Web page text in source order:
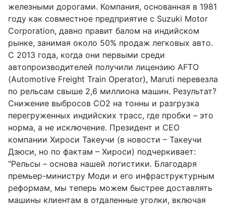
железными дорогами. Компания, основанная в 1981
году как совместное предприятие с Suzuki Motor
Corporation, давно правит балом на индийском
рынке, занимая около 50% продаж легковых авто.
С 2013 года, когда они первыми среди
автопроизводителей получили лицензию AFTO
(Automotive Freight Train Operator), Maruti перевезла
по рельсам свыше 2,6 миллиона машин. Результат?
Снижение выбросов CO2 на тонны и разгрузка
перегруженных индийских трасс, где пробки – это
норма, а не исключение. Президент и CEO
компании Хироси Такеучи (в новости – Такеучи
Дзюси, но по фактам – Хироси) подчеркивает:
"Рельсы – основа нашей логистики. Благодаря
премьер-министру Моди и его инфраструктурным
реформам, мы теперь можем быстрее доставлять
машины клиентам в отдаленные уголки, включая